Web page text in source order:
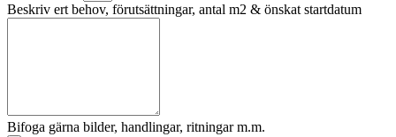
Beskriv ert behov, förutsättningar, antal m2 & önskat startdatum
Bifoga gärna bilder, handlingar, ritningar m.m.